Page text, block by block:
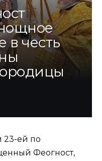
в честь
23-ей по
Феогност,